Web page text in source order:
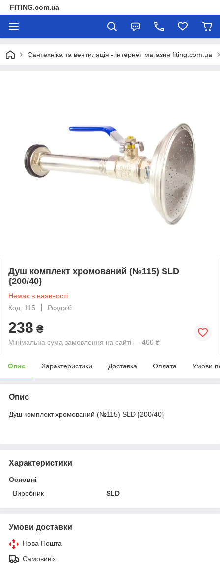
FITING.com.ua
Сантехніка та вентиляція - інтернет магазин fiting.com.ua
Душ комплект хромований (№115) SLD
{200/40}
Немає в наявності
Код: 115
Роздріб
238 ₴
Мінімальна сума замовлення на сайті — 400 ₴
Опис Характеристики Доставка Оплата Умови
Опис
Душ комплект хромований (№115) SLD {200/40}
Характеристики
Основні
Виробник
SLD
Умови доставки
Нова Пошта
Самовивіз